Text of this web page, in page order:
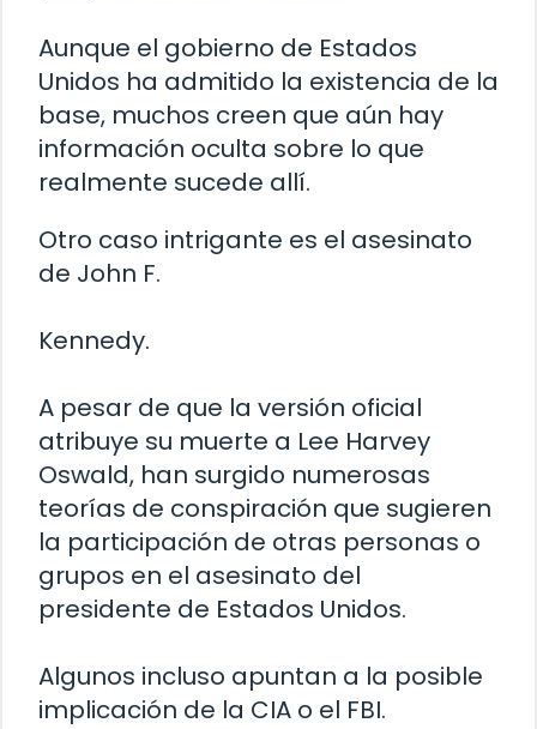
Aunque el gobierno de Estados
Unidos ha admitido la existencia de la
base, muchos creen que aún hay
información oculta sobre lo que
realmente sucede allí.
Otro caso intrigante es el asesinato
de John F.
Kennedy.
A pesar de que la versión oficial
atribuye su muerte a Lee Harvey
Oswald, han surgido numerosas
teorías de conspiración que sugieren
la participación de otras personas o
grupos en el asesinato del
presidente de Estados Unidos.
Algunos incluso apuntan a la posible
implicación de la CIA o el FBI.